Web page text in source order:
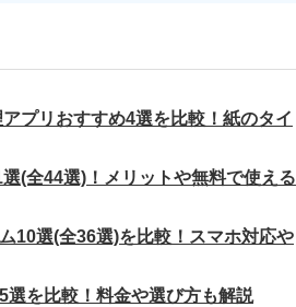
プリおすすめ4選を比較！紙のタイ
(全44選)！メリットや無料で使える
10選(全36選)を比較！スマホ対応や
選を比較！料金や選び方も解説